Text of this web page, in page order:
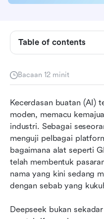
Bacaan 12 minit
Kecerdasan buatan (AI)
moden, memacu
industri. Sebagai
menguji pelbagai
bagaimana alat seperti
telah membentuk
nama yang kini sedang
dengan sebab yang
Deepseek bukan
Table of contents
Apakah Deepseek?
inovasi
Aplikasi dunia
hari ini
Jalan di hadapan:
Deepseek?
Kenapa Deepseek
Memperkasakan